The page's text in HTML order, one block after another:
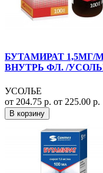
БУТАМИРАТ 1,5МГ/
ВНУТРЬ ФЛ. /
УСОЛЬЕ
от 204.75 р. от 225.00 р.
В корзину